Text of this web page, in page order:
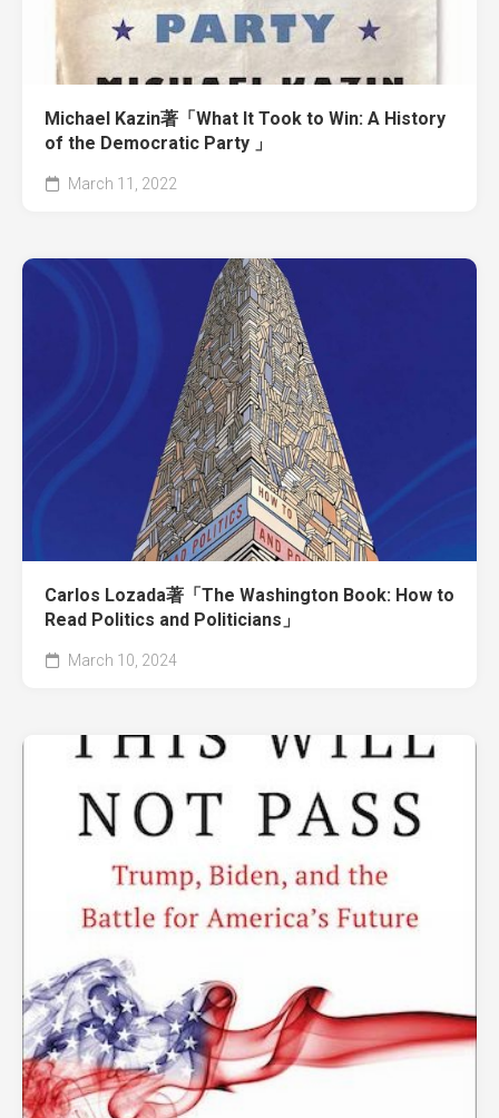
Michael Kazin著「What It Took to Win: A History
of the Democratic Party 」
March 11, 2022
Carlos Lozada著「The Washington Book: How to
Read Politics and Politicians」
March 10, 2024